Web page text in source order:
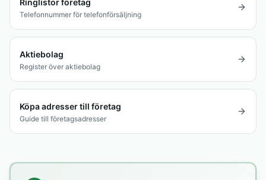
Ringlistor företag
Telefonnummer för telefonförsäljning
Aktiebolag
Register över aktiebolag
Köpa adresser till företag
Guide till företagsadresser